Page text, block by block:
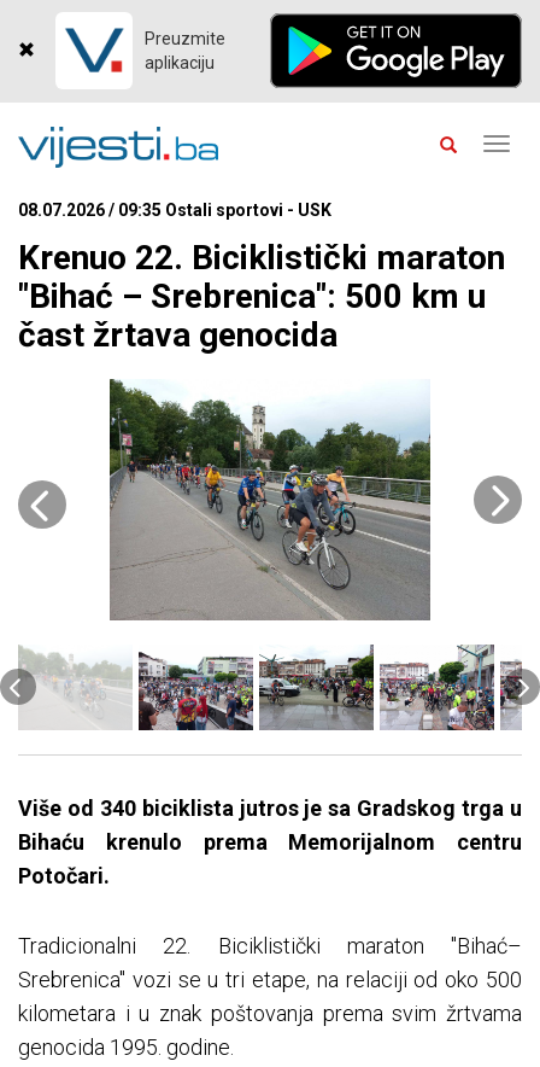
Preuzmite
aplikaciju
08.07.2026 / 09:35 Ostali sportovi - USK
Krenuo 22. Biciklistički maraton
"Bihać – Srebrenica": 500 km u
čast žrtava genocida
Više od 340 biciklista jutros je sa Gradskog trga u
Bihaću krenulo prema Memorijalnom centru
Potočari.
Tradicionalni 22. Biciklistički maraton "Bihać–
Srebrenica" vozi se u tri etape, na relaciji od oko 500
kilometara i u znak poštovanja prema svim žrtvama
genocida 1995. godine.